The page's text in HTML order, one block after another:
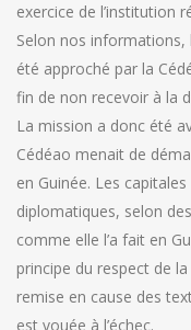
exercice de l’institution
Selon nos informations,
été approché par la
fin de non recevoir à la
La mission a donc été
Cédéao menait de
en Guinée. Les
diplomatiques, selon
comme elle l’a fait en
principe du respect de
remise en cause des
est vouée à l’échec.